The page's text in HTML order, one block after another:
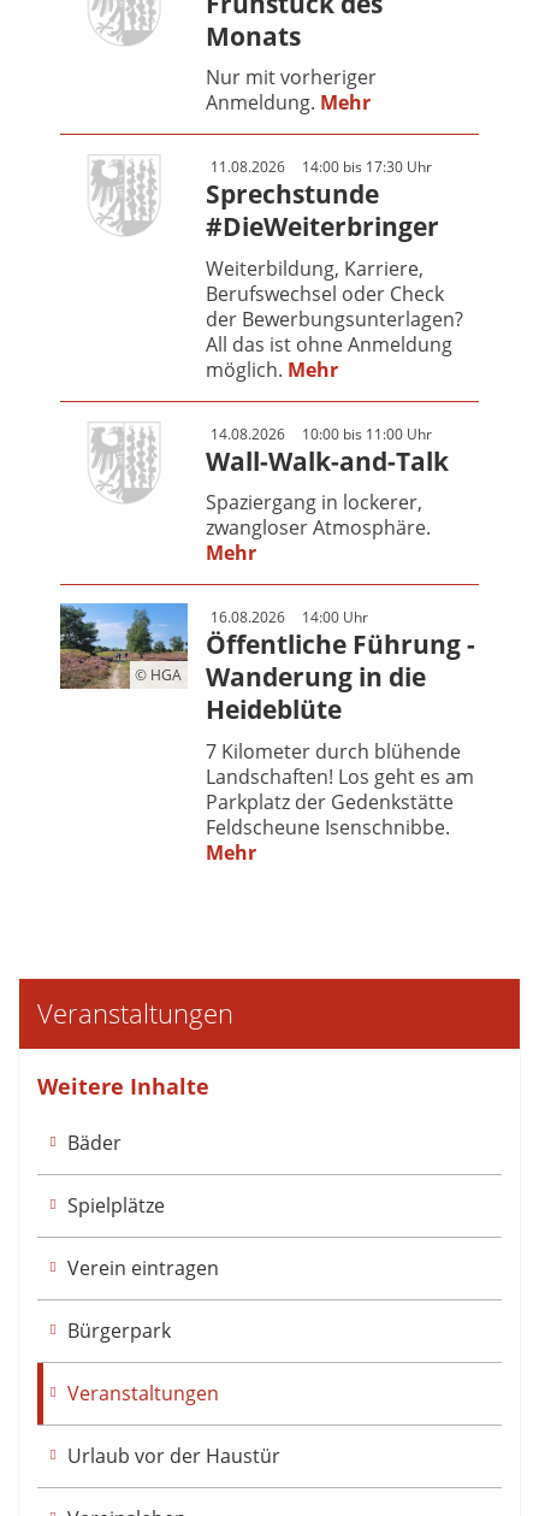
Monats
Nur mit vorheriger
Anmeldung. Mehr
11.08.2026 14:00 bis 17:30 Uhr
Sprechstunde
#DieWeiterbringer
Weiterbildung, Karriere,
Berufswechsel oder Check
der Bewerbungsunterlagen?
All das ist ohne Anmeldung
möglich. Mehr
14.08.2026 10:00 bis 11:00 Uhr
Wall-Walk-and-Talk
Spaziergang in lockerer,
zwangloser Atmosphäre.
Mehr
© HGA
16.08.2026 14:00 Uhr
Öffentliche Führung -
Wanderung in die
Heideblüte
7 Kilometer durch blühende
Landschaften! Los geht es am
Parkplatz der Gedenkstätte
Feldscheune Isenschnibbe.
Mehr
Veranstaltungen
Weitere Inhalte
Bäder
Spielplätze
Verein eintragen
Bürgerpark
Veranstaltungen
Urlaub vor der Haustür